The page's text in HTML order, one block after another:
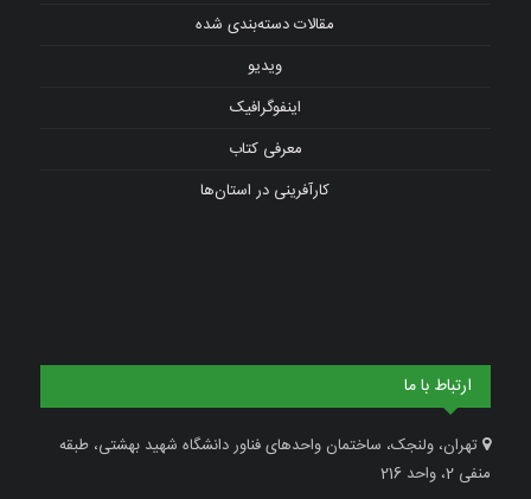
مقالات دسته‌بندی شده
ویدیو
اینفوگرافیک
معرفی کتاب
کارآفرینی در استان‌ها
ارتباط با ما
تهران، ولنجک، ساختمان واحدهای فناور دانشگاه شهید بهشتی، طبقه
منفی 2، واحد 216